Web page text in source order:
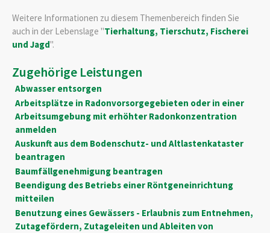
Weitere Informationen zu diesem Themenbereich finden Sie
auch in der Lebenslage "Tierhaltung, Tierschutz, Fischerei
und Jagd".
Zugehörige Leistungen
Abwasser entsorgen
Arbeitsplätze in Radonvorsorgegebieten oder in einer
Arbeitsumgebung mit erhöhter Radonkonzentration
anmelden
Auskunft aus dem Bodenschutz- und Altlastenkataster
beantragen
Baumfällgenehmigung beantragen
Beendigung des Betriebs einer Röntgeneinrichtung
mitteilen
Benutzung eines Gewässers - Erlaubnis zum Entnehmen,
Zutagefördern, Zutageleiten und Ableiten von